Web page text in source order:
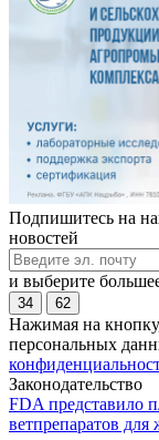
Подпишитесь на
новостей
и выберите
34 62
Нажимая на
персональных
Законодательство
FDA представило
ветпрепаратов